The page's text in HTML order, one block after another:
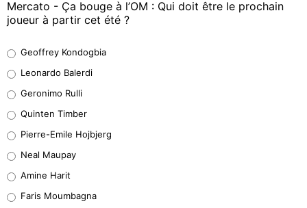
Mercato - Ça bouge à l’OM : Qui doit être le prochain
joueur à partir cet été ?
38%
32%
5%
1%
Geoffrey Kondogbia
Leonardo Balerdi
Geronimo Rulli
Quinten Timber
Pierre-Emile Hojbjerg
Neal Maupay
Amine Harit
Faris Moumbagna